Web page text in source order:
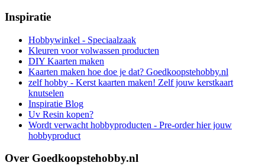
Inspiratie
Hobbywinkel - Speciaalzaak
Kleuren voor volwassen producten
DIY Kaarten maken
Kaarten maken hoe doe je dat? Goedkoopstehobby.nl
zelf hobby - Kerst kaarten maken! Zelf jouw kerstkaart
knutselen
Inspiratie Blog
Uv Resin kopen?
Wordt verwacht hobbyproducten - Pre-order hier jouw
hobbyproduct
Over Goedkoopstehobby.nl